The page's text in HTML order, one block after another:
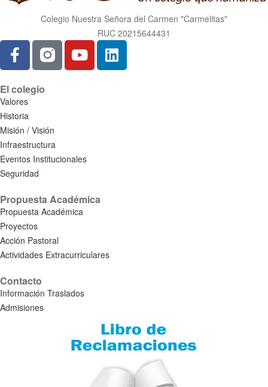
Colegio Nuestra Señora del Carmen "Carmelitas"
RUC 20215644431
El colegio
Valores
Historia
Misión / Visión
Infraestructura
Eventos Institucionales
Seguridad
Propuesta Académica
Propuesta Académica
Proyectos
Acción Pastoral
Actividades Extracurriculares
Contacto
Información Traslados
Admisiones